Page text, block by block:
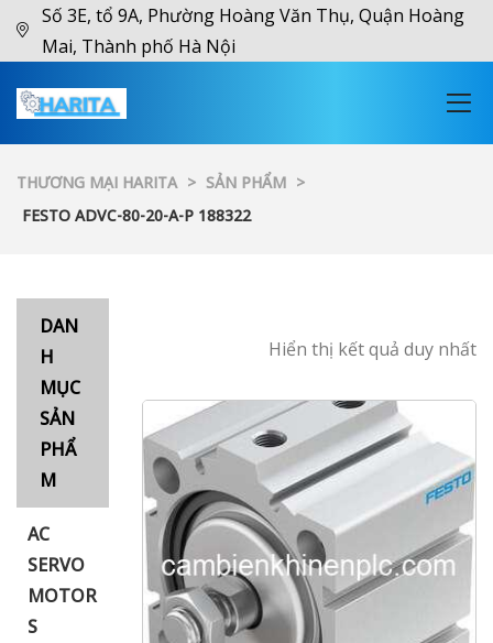
Số 3E, tổ 9A, Phường Hoàng Văn Thụ, Quận Hoàng
Mai, Thành phố Hà Nội
THƯƠNG MẠI HARITA > SẢN PHẨM >
FESTO ADVC-80-20-A-P 188322
DAN
H
MỤC
SẢN
PHẨ
M
AC
SERVO
MOTOR
S
Hiển thị kết quả duy nhất
XNK